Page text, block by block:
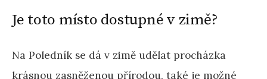
Je toto místo dostupné v zimě?
Na Poledník se dá v zimě udělat procházka
krásnou zasněženou přírodou, také je možné